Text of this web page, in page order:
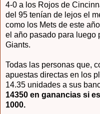
4-0 a los Rojos de
del 95 tenían de lejos el
como los Mets de este
el año pasado para luego
Giants.
Todas las personas que,
apuestas directas en los
14.35 unidades a sus
14350 en ganancias si
1000.